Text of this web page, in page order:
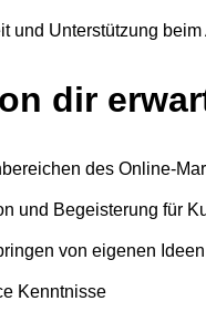
und Unterstützung
dir
des Online-
und Begeisterung für
von eigenen Ideen
Kenntnisse